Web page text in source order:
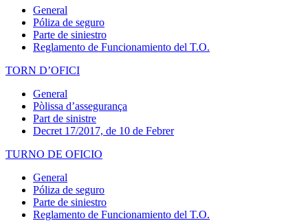
General
Póliza de seguro
Parte de siniestro
Reglamento de Funcionamiento del T.O.
TORN D’OFICI
General
Pòlissa d’assegurança
Part de sinistre
Decret 17/2017, de 10 de Febrer
TURNO DE OFICIO
General
Póliza de seguro
Parte de siniestro
Reglamento de Funcionamiento del T.O.